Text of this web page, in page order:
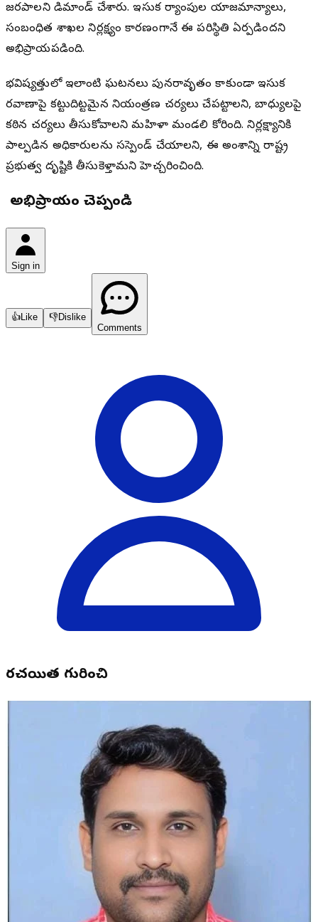
జరపాలని డిమాండ్ చేశారు. ఇసుక ర్యాంపుల యాజమాన్యాలు,
సంబంధిత శాఖల నిర్లక్ష్యం కారణంగానే ఈ పరిస్థితి ఏర్పడిందని
అభిప్రాయపడింది.
భవిష్యత్తులో ఇలాంటి ఘటనలు పునరావృతం కాకుండా ఇసుక
రవాణాపై కట్టుదిట్టమైన నియంత్రణ చర్యలు చేపట్టాలని, బాధ్యులపై
కఠిన చర్యలు తీసుకోవాలని మహిళా మండలి కోరింది. నిర్లక్ష్యానికి
పాల్పడిన అధికారులను సస్పెండ్ చేయాలని, ఈ అంశాన్ని రాష్ట్ర
ప్రభుత్వ దృష్టికి తీసుకెళ్తామని హెచ్చరించింది.
మీ అభిప్రాయం చెప్పండి
Sign in
👍Like 👎Dislike
Comments
రచయిత గురించి